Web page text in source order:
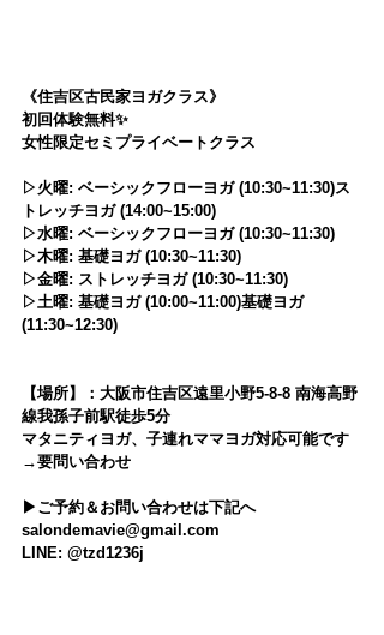
《住吉区古民家ヨガクラス》
初回体験無料✨
女性限定セミプライベートクラス
▷火曜: ベーシックフローヨガ (10:30~11:30)ス
トレッチヨガ (14:00~15:00)
▷水曜: ベーシックフローヨガ (10:30~11:30)
▷木曜: 基礎ヨガ (10:30~11:30)
▷金曜: ストレッチヨガ (10:30~11:30)
▷土曜: 基礎ヨガ (10:00~11:00)基礎ヨガ
(11:30~12:30)
【場所】：大阪市住吉区遠里小野5-8-8 南海高野
線我孫子前駅徒歩5分
マタニティヨガ、子連れママヨガ対応可能です
→要問い合わせ
▶︎ご予約＆お問い合わせは下記へ
salondemavie@gmail.com
LINE: @tzd1236j